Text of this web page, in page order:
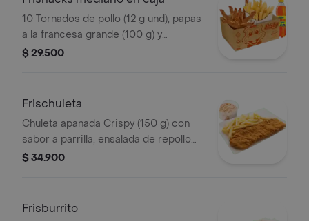
10 Tornados de pollo (12 g und), papas
a la francesa grande (100 g) y
gaseosa (470 ml)
$ 29.500
Frischuleta
Chuleta apanada Crispy (150 g) con
sabor a parrilla, ensalada de repollo
personal (145 g) y papas a la francesa
$ 34.900
Frisburrito